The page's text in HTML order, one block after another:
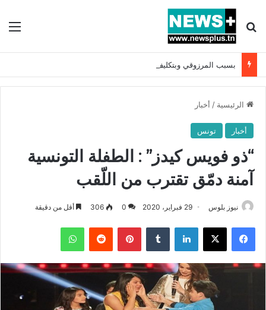
بحث عن
الرئيسية / أخبار
أخبار تونس
“ذو فويس كيدز” : الطفلة التونسية
آمنة دمّق تقترب من اللّقب
نيوز بلوس 29 فبراير، 2020 0
306 أقل من دقيقة
فيسبوك X لينكدإن بينتيريست واتساب